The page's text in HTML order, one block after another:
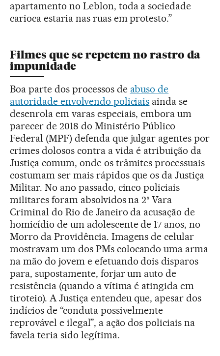
apartamento no Leblon, toda a sociedade
carioca estaria nas ruas em protesto.”
Filmes que se repetem no rastro da
impunidade
Boa parte dos processos de abuso de
autoridade envolvendo policiais ainda se
desenrola em varas especiais, embora um
parecer de 2018 do Ministério Público
Federal (MPF) defenda que julgar agentes por
crimes dolosos contra a vida é atribuição da
Justiça comum, onde os trâmites processuais
costumam ser mais rápidos que os da Justiça
Militar. No ano passado, cinco policiais
militares foram absolvidos na 2ª Vara
Criminal do Rio de Janeiro da acusação de
homicídio de um adolescente de 17 anos, no
Morro da Providência. Imagens de celular
mostravam um dos PMs colocando uma arma
na mão do jovem e efetuando dois disparos
para, supostamente, forjar um auto de
resistência (quando a vítima é atingida em
tiroteio). A Justiça entendeu que, apesar dos
indícios de “conduta possivelmente
reprovável e ilegal”, a ação dos policiais na
favela teria sido legítima.